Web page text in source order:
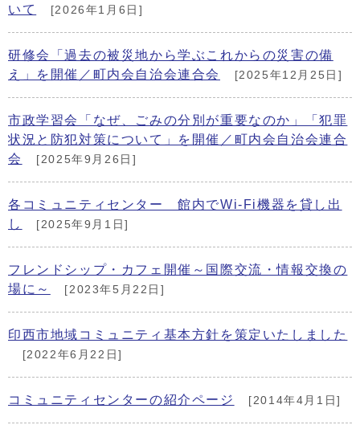
いて
[2026年1月6日]
研修会「過去の被災地から学ぶこれからの災害の備
え」を開催／町内会自治会連合会
[2025年12月25日]
市政学習会「なぜ、ごみの分別が重要なのか」「犯罪
状況と防犯対策について」を開催／町内会自治会連合
会
[2025年9月26日]
各コミュニティセンター 館内でWi-Fi機器を貸し出
し
[2025年9月1日]
フレンドシップ・カフェ開催～国際交流・情報交換の
場に～
[2023年5月22日]
印西市地域コミュニティ基本方針を策定いたしました
[2022年6月22日]
コミュニティセンターの紹介ページ [2014年4月1日]